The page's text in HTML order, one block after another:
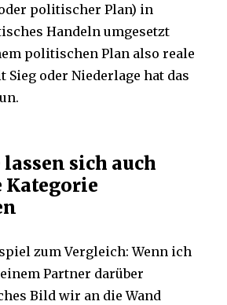
politischer Plan) in
Handeln umgesetzt
politischen Plan also reale
oder Niederlage hat das
sich auch
Kategorie
zum Vergleich: Wenn ich
Partner darüber
Bild wir an die Wand